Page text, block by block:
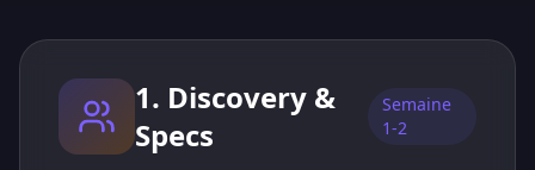
1. Discovery &
Specs
Semaine
1-2